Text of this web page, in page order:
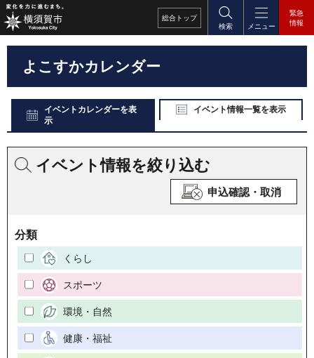
総合 トップ
検索
メニュー
緊急
情報
よこすかカレンダー
イベントカレンダーを表
示
イベント情報一覧を表示
イベント情報を絞り込む
申込確認・取消
分類
くらし
スポーツ
環境・自然
健康・福祉